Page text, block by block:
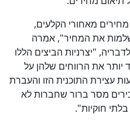
מאחורי הקלעים,
את המחיר", אמרה
"יצרניות הביצים הללו
יותר את הרווחים שלהן על
עצירת התוכנית הזו והעברת
מסר ברור שחברות לא
חוקיות".